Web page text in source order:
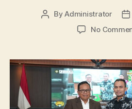
PostByAdministrator
No